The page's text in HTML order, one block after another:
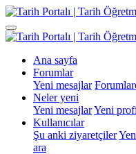
Ana sayfa
Forumlar
Yeni mesajlar
Neler yeni
Yeni mesajlarYeni
Kullanıcılar
Şu anki ziyaretçiler
ara